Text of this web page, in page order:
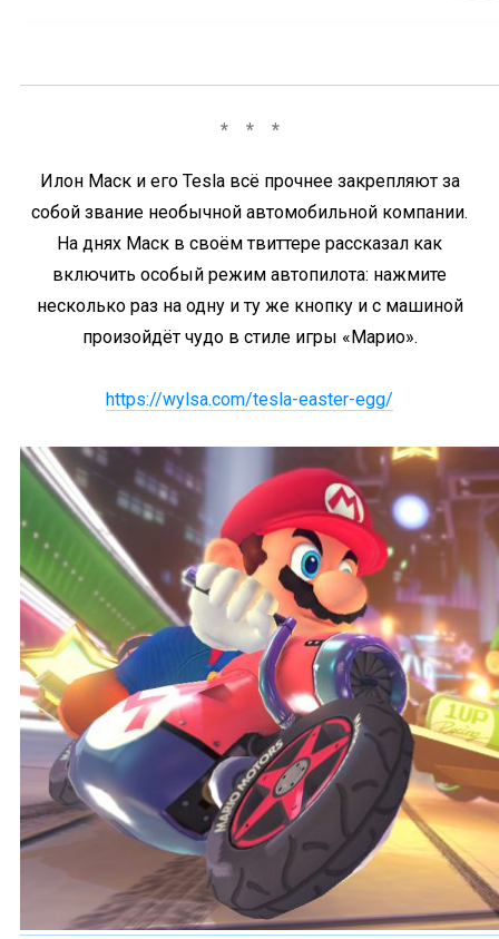
Илон Маск и его Tesla всё прочнее закрепляют за
собой звание необычной автомобильной компании.
На днях Маск в своём твиттере рассказал как
включить особый режим автопилота: нажмите
несколько раз на одну и ту же кнопку и с машиной
произойдёт чудо в стиле игры «Марио».
https://wylsa.com/tesla-easter-egg/